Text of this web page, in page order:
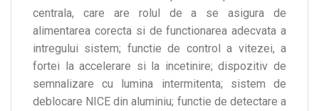
centrala, care are rolul de a se asigura de
alimentarea corecta si de functionarea adecvata a
intregului sistem; functie de control a vitezei, a
fortei la accelerare si la incetinire; dispozitiv de
semnalizare cu lumina intermitenta; sistem de
deblocare NICE din aluminiu; functie de detectare a